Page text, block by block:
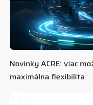
Novinky ACRE: viac
maximálna flexibilita